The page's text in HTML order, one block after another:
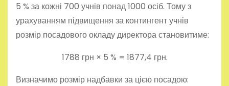
5 % за кожні 700 учнів понад 1000 осіб. Тому з
урахуванням підвищення за контингент учнів
розмір посадового окладу директора становитиме:
1788 грн × 5 % = 1877,4 грн.
Визначимо розмір надбавки за цією посадою: